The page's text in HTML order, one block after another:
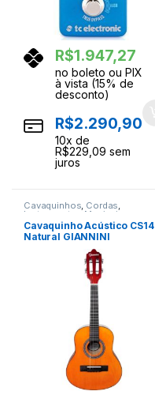
R$1.947,27
no boleto ou PIX
à vista (15% de
desconto)
R$2.290,90
10x de
R$229,09 sem
juros
Cavaquinhos, Cordas,
Instrumentos Musicais
Cavaquinho Acústico CS14
Natural GIANNINI